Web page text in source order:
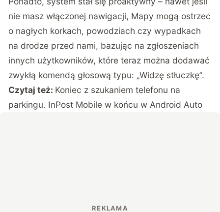
nie masz włączonej nawigacji, Mapy mogą ostrzec
o nagłych korkach, powodziach czy wypadkach
na drodze przed nami, bazując na zgłoszeniach
innych użytkowników, które teraz można dodawać
zwykłą komendą głosową typu: „Widzę stłuczkę”.
Czytaj też: Koniec z szukaniem telefonu na
parkingu. InPost Mobile w końcu w Android Auto